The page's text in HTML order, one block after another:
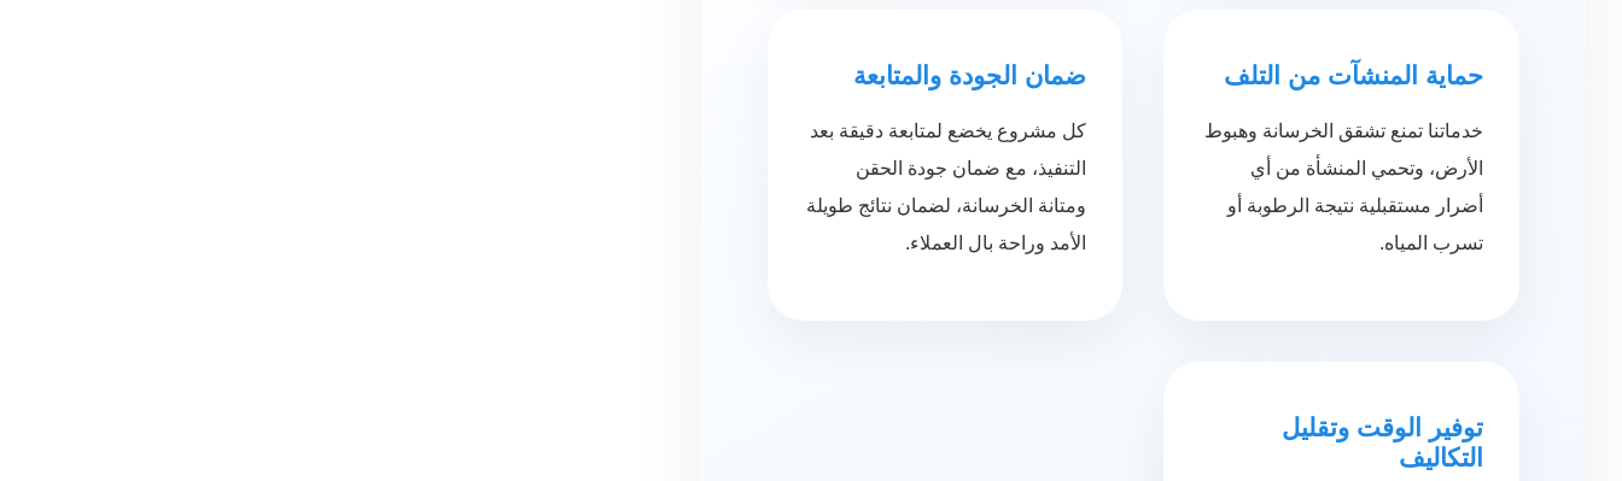
حماية المنشآت من التلف
خدماتنا تمنع تشقق الخرسانة وهبوط
الأرض، وتحمي المنشأة من أي
أضرار مستقبلية نتيجة الرطوبة أو
تسرب المياه.
ضمان الجودة والمتابعة
كل مشروع يخضع لمتابعة دقيقة بعد
التنفيذ، مع ضمان جودة الحقن
ومتانة الخرسانة، لضمان نتائج طويلة
الأمد وراحة بال العملاء.
توفير الوقت وتقليل
التكاليف